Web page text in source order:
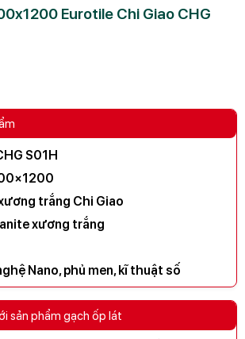
Eurotile Chi Giao CHG
S01H
trắng Chi Giao
xương trắng
Nano, phủ men, kĩ thuật số
sản phẩm gạch ốp lát